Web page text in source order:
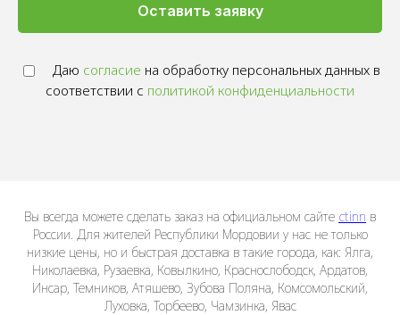
Оставить заявку
Даю согласие на обработку персональных данных в
соответствии с политикой конфиденциальности
Вы всегда можете сделать заказ на официальном сайте ctinn в
России. Для жителей Республики Мордовии у нас не только
низкие цены, но и быстрая доставка в такие города, как: Ялга,
Николаевка, Рузаевка, Ковылкино, Краснослободск, Ардатов,
Инсар, Темников, Атяшево, Зубова Поляна, Комсомольский,
Луховка, Торбеево, Чамзинка, Явас